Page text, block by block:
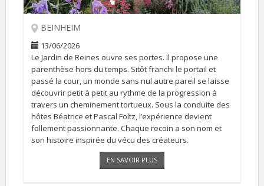
BEINHEIM
13/06/2026
Le Jardin de Reines ouvre ses portes. Il propose une
parenthèse hors du temps. Sitôt franchi le portail et
passé la cour, un monde sans nul autre pareil se laisse
découvrir petit à petit au rythme de la progression à
travers un cheminement tortueux. Sous la conduite des
hôtes Béatrice et Pascal Foltz, l’expérience devient
follement passionnante. Chaque recoin a son nom et
son histoire inspirée du vécu des créateurs.
Il peut se visiter sur RDV du 26 avril au 19 juillet et du 15
EN SAVOIR PLUS